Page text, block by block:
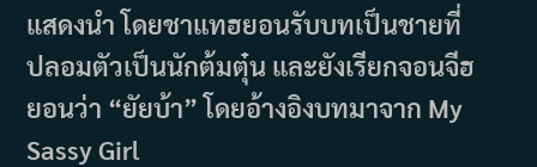
แสดงนำ โดยชาแทฮยอนรับบทเป็นชายที่
ปลอมตัวเป็นนักต้มตุ๋น และยังเรียกจอนจีฮ
ยอนว่า “ยัยบ้า” โดยอ้างอิงบทมาจาก My
Sassy Girl